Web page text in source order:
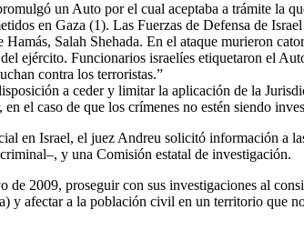
un Auto por el cual aceptaba a trámite la
en Gaza (1). Las Fuerzas de Defensa de
Salah Shehada. En el ataque murieron
ejército. Funcionarios israelíes etiquetaron el
contra los terroristas.”
a ceder y limitar la aplicación de la
el caso de que los crímenes no estén siendo
en Israel, el juez Andreu solicitó información a
y una Comisión estatal de investigación.
2009, proseguir con sus investigaciones al
y afectar a la población civil en un territorio que